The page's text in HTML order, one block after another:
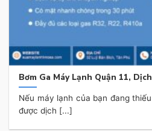
Bơm Ga Máy Lạnh Quận 11,
Nếu máy lạnh của bạn đang
được dịch [...]